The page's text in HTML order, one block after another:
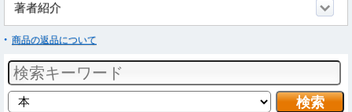
著者紹介
商品の返品について